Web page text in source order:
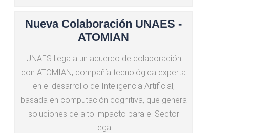
Nueva Colaboración UNAES -
ATOMIAN
UNAES llega a un acuerdo de colaboración
con ATOMIAN, compañía tecnológica experta
en el desarrollo de Inteligencia Artificial,
basada en computación cognitiva, que genera
soluciones de alto impacto para el Sector
Legal.